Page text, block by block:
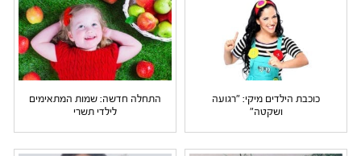
כוכבת הילדים מיקי: "רגועה
ושקטה"
התחלה חדשה: שמות המתאימים
לילדי תשרי